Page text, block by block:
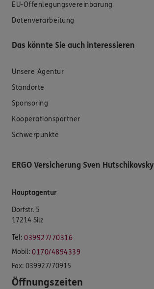
EU-Offenlegungsvereinbarung
Datenverarbeitung
Das könnte Sie auch interessieren
Unsere Agentur
Standorte
Sponsoring
Kooperationspartner
Schwerpunkte
ERGO Versicherung Sven Hutschikovsky
Hauptagentur
Dorfstr. 5
17214 Silz
Tel: 039927/70316
Mobil: 0170/4894339
Fax: 039927/70915
Öffnungszeiten